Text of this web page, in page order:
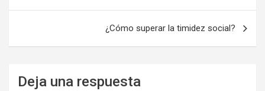
entradas
¿Cómo superar la timidez social?
Deja una respuesta